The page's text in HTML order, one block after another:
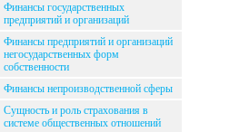
Финансы государственных
предприятий и организаций
Финансы предприятий и организаций
негосударственных форм
собственности
Финансы непроизводственной сферы
Сущность и роль страхования в
системе общественных отношений